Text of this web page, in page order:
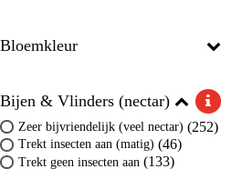
Bloemkleur
Bijen & Vlinders (nectar)
Zeer bijvriendelijk (veel nectar) (252)
Trekt insecten aan (matig) (46)
Trekt geen insecten aan (133)